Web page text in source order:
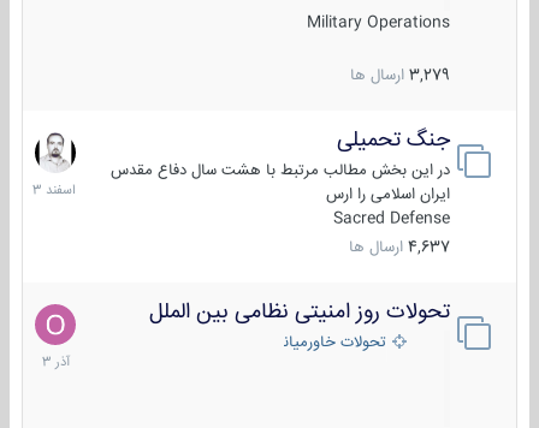
Military Operations
3,279 ارسال ها
جنگ تحمیلی
در این بخش مطالب مرتبط با هشت سال دفاع مقدس
ایران اسلامی را ارس
Sacred Defense
4,637 ارسال ها
20
اسفند
1403
تحولات روز امنیتی نظامی بین الملل
تحولات خاورمیانه
21
آذر
1403